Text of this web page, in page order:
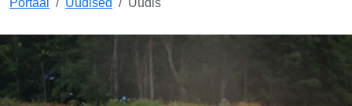
Portaal Uudised Uudis